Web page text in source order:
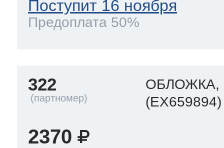
Поступит 16 ноября
Предоплата 50%
322
ОБЛОЖКА,
(EX659894)
2370